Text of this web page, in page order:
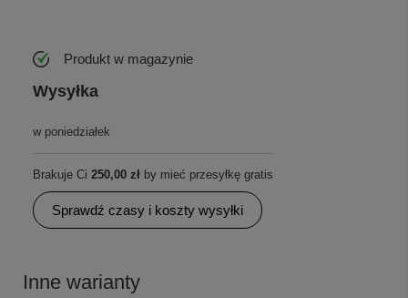
Produkt w magazynie
Wysyłka
w poniedziałek
Brakuje Ci 250,00 zł by mieć przesyłkę gratis
Sprawdź czasy i koszty wysyłki
Inne warianty